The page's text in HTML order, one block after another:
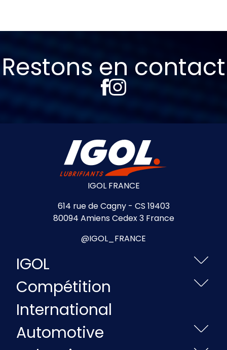
Restons en contact
IGOL FRANCE
614 rue de Cagny - CS 19403
80094 Amiens Cedex 3 France
@IGOL_FRANCE
IGOL
Compétition
International
Automotive